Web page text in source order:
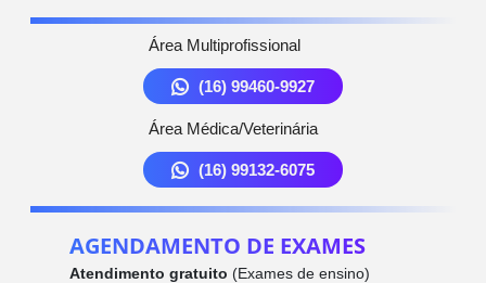
Área Multiprofissional
(16) 99460-9927
Área Médica/Veterinária
(16) 99132-6075
AGENDAMENTO DE EXAMES
Atendimento gratuito (Exames de ensino)